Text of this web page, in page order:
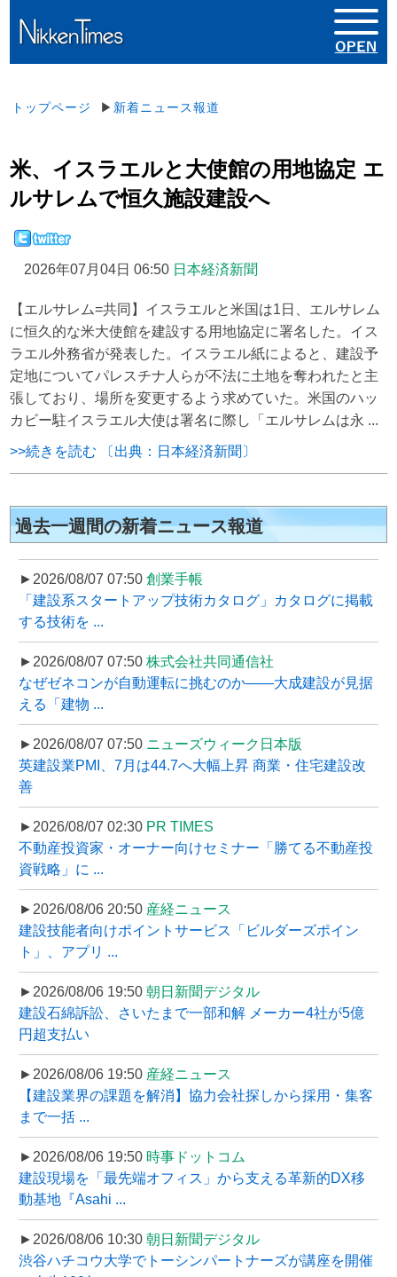
トップページ ▶ 新着ニュース報道
米、イスラエルと大使館の用地協定 エ
ルサレムで恒久施設建設へ
2026年07月04日 06:50 日本経済新聞
【エルサレム=共同】イスラエルと米国は1日、エルサレム
に恒久的な米大使館を建設する用地協定に署名した。イス
ラエル外務省が発表した。イスラエル紙によると、建設予
定地についてパレスチナ人らが不法に土地を奪われたと主
張しており、場所を変更するよう求めていた。米国のハッ
カビー駐イスラエル大使は署名に際し「エルサレムは永 ...
>>続きを読む 〔出典：日本経済新聞〕
過去一週間の新着ニュース報道
►2026/08/07 07:50 創業手帳
「建設系スタートアップ技術カタログ」カタログに掲載
する技術を ...
►2026/08/07 07:50 株式会社共同通信社
なぜゼネコンが自動運転に挑むのか――大成建設が見据
える「建物 ...
►2026/08/07 07:50 ニューズウィーク日本版
英建設業PMI、7月は44.7へ大幅上昇 商業・住宅建設改
善
►2026/08/07 02:30 PR TIMES
不動産投資家・オーナー向けセミナー「勝てる不動産投
資戦略」に ...
►2026/08/06 20:50 産経ニュース
建設技能者向けポイントサービス「ビルダーズポイン
ト」、アプリ ...
►2026/08/06 19:50 朝日新聞デジタル
建設石綿訴訟、さいたまで一部和解 メーカー4社が5億
円超支払い
►2026/08/06 19:50 産経ニュース
【建設業界の課題を解消】協力会社探しから採用・集客
まで一括 ...
►2026/08/06 19:50 時事ドットコム
建設現場を「最先端オフィス」から支える革新的DX移
動基地『Asahi ...
►2026/08/06 10:30 朝日新聞デジタル
渋谷ハチコウ大学でトーシンパートナーズが講座を開催